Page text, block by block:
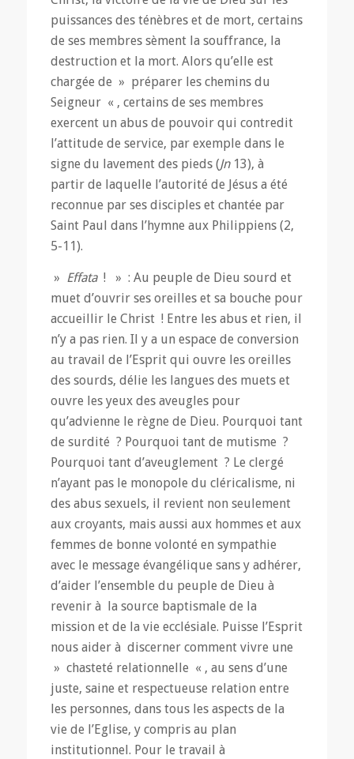
puissances des ténèbres et de mort, certains
de ses membres sèment la souffrance, la
destruction et la mort. Alors qu’elle est
chargée de » préparer les chemins du
Seigneur « , certains de ses membres
exercent un abus de pouvoir qui contredit
l’attitude de service, par exemple dans le
signe du lavement des pieds (Jn13), à
partir de laquelle l’autorité de Jésus a été
reconnue par ses disciples et chantée par
Saint Paul dans l’hymne aux Philippiens (2,
5-11).
» Effata! » : Au peuple de Dieu sourd et
muet d’ouvrir ses oreilles et sa bouche pour
accueillir le Christ ! Entre les abus et rien, il
n’y a pas rien. Il y a un espace de conversion
au travail de l’Esprit qui ouvre les oreilles
des sourds, délie les langues des muets et
ouvre les yeux des aveugles pour
qu’advienne le règne de Dieu. Pourquoi tant
de surdité ? Pourquoi tant de mutisme ?
Pourquoi tant d’aveuglement ? Le clergé
n’ayant pas le monopole du cléricalisme, ni
des abus sexuels, il revient non seulement
aux croyants, mais aussi aux hommes et aux
femmes de bonne volonté en sympathie
avec le message évangélique sans y adhérer,
d’aider l’ensemble du peuple de Dieu à
revenir à la source baptismale de la
mission et de la vie ecclésiale. Puisse l’Esprit
nous aider à discerner comment vivre une
» chasteté relationnelle « , au sens d’une
juste, saine et respectueuse relation entre
les personnes, dans tous les aspects de la
vie de l’Eglise, y compris au plan
institutionnel. Pour le travail à